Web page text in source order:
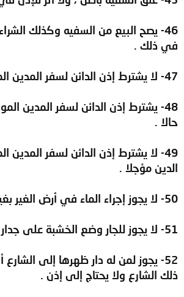
46- يصح البيع من السفيه وكذلك
في ذلك .
47- لا يشترط إذن الدائن لسفر المدين المعسر .
48- يشترط إذن الدائن لسفر المدين
حالا .
49- لا يشترط إذن الدائن لسفر المدين
الدين مؤجلا .
50- لا يجوز إجراء الماء في أرض الغير بغير إذنه مطلقا .
51- لا يجوز للجار وضع الخشبة على جدار جاره بغير إذنه .
52- يجوز لمن له دار ظهرها إلى الشارع
ذلك الشارع ولا يحتاج إلى إذن .